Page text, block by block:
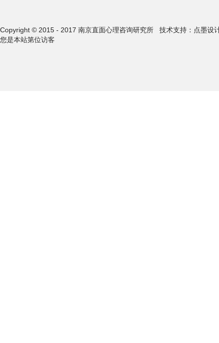
Copyright © 2015 - 2017 南京直面心理咨询研究所 技术支持：点墨设
您是本站第位访客